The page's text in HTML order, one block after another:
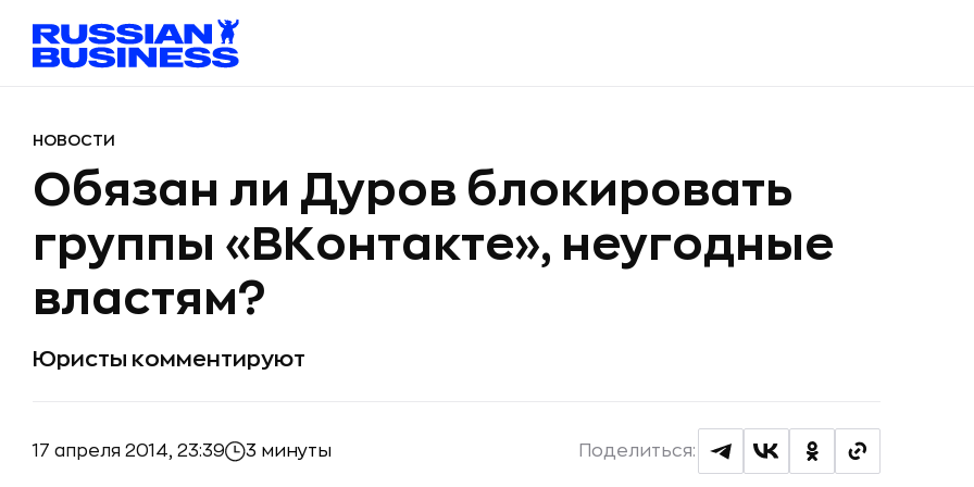
НОВОСТИ
Обязан ли Дуров блокировать
группы «ВКонтакте», неугодные
властям?
Юристы комментируют
17 апреля 2014, 23:39 3 минуты Поделиться: